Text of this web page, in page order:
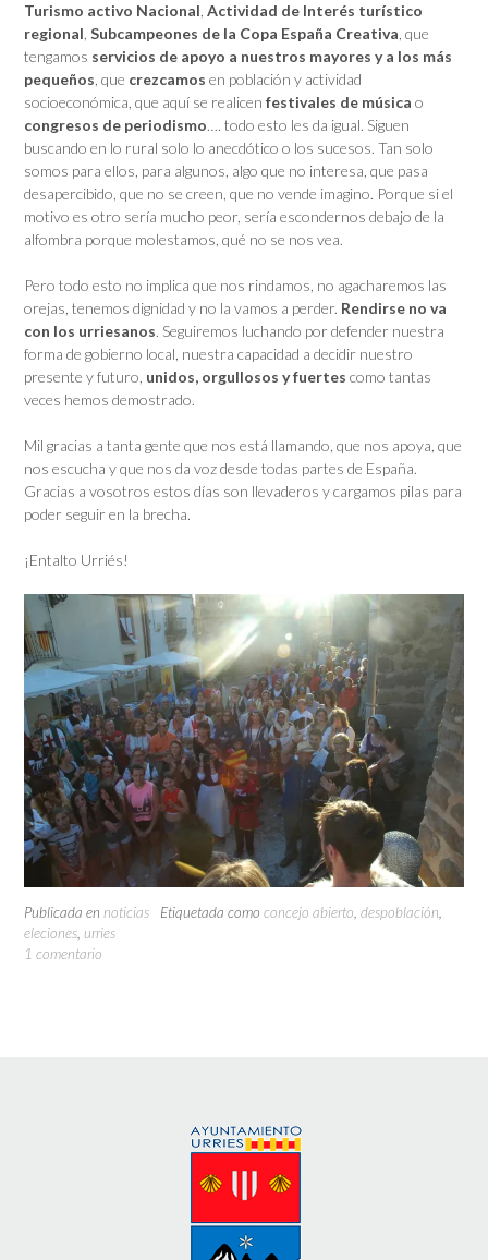
Turismo activo Nacional Actividad de Interés turístico
regional Subcampeones de la Copa España Creativa , que
tengamos servicios de apoyo a nuestros mayores y a los más
pequeños , que crezcamos en población y actividad
socioeconómica, que aquí se realicen festivales de música o
congresos de periodismo…. todo esto les da igual. Siguen
buscando en lo rural solo lo anecdótico o los sucesos. Tan solo
somos para ellos, para algunos, algo que no interesa, que pasa
desapercibido, que no se creen, que no vende imagino. Porque si el
motivo es otro sería mucho peor, sería escondernos debajo de la
alfombra porque molestamos, qué no se nos vea.
Pero todo esto no implica que nos rindamos, no agacharemos las
orejas, tenemos dignidad y no la vamos a perder. Rendirse no va
con los urriesanos. Seguiremos luchando por defender nuestra
forma de gobierno local, nuestra capacidad a decidir nuestro
presente y futuro, unidos, orgullosos y fuertes como tantas
veces hemos demostrado.
Mil gracias a tanta gente que nos está llamando, que nos apoya, que
nos escucha y que nos da voz desde todas partes de España.
Gracias a vosotros estos días son llevaderos y cargamos pilas para
poder seguir en la brecha.
¡Entalto Urriés!
Publicada en noticias Etiquetada como concejo abierto, despoblación,
eleciones, urries
1 comentario